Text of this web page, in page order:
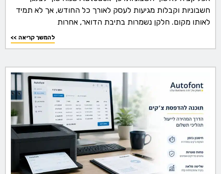
חשבוניות וקבלות מגיעות לעסק לאורך כל החודש, אך לא תמיד
לאותו מקום. חלקן נשמרות בתיבת הדואר, אחרות
<< להמשך קריאה